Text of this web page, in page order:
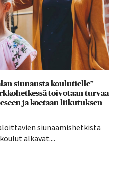
siunausta koulutielle”–
toivotaan turvaa
ja koetaan liikutuksen
siunaamishetkistä
alkavat....